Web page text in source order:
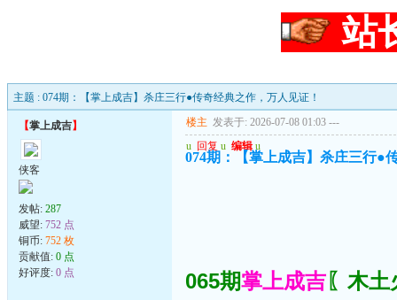
站
主题 : 074期：【掌上成吉】杀庄三行●传奇经典之作，万人见证！
【掌上成吉】
侠客
发帖: 287
威望: 752 点
铜币: 752 枚
贡献值: 0 点
好评度: 0 点
楼主 发表于: 2026-07-08 01:03 ---
u 回复 u 编辑 u
074期：【掌上成吉】杀庄三行●
065期掌上成吉 〖木